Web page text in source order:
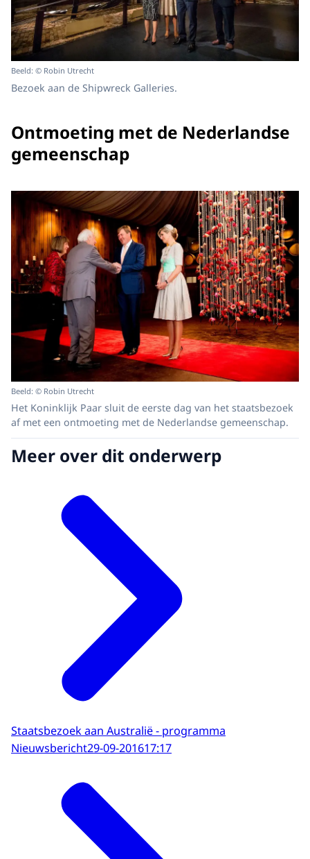
Beeld: © Robin Utrecht
Bezoek aan de Shipwreck Galleries.
Ontmoeting met de Nederlandse
gemeenschap
Beeld: © Robin Utrecht
Het Koninklijk Paar sluit de eerste dag van het staatsbezoek
af met een ontmoeting met de Nederlandse gemeenschap.
Meer over dit onderwerp
Staatsbezoek aan Australië - programma
Nieuwsbericht29-09-201617:17